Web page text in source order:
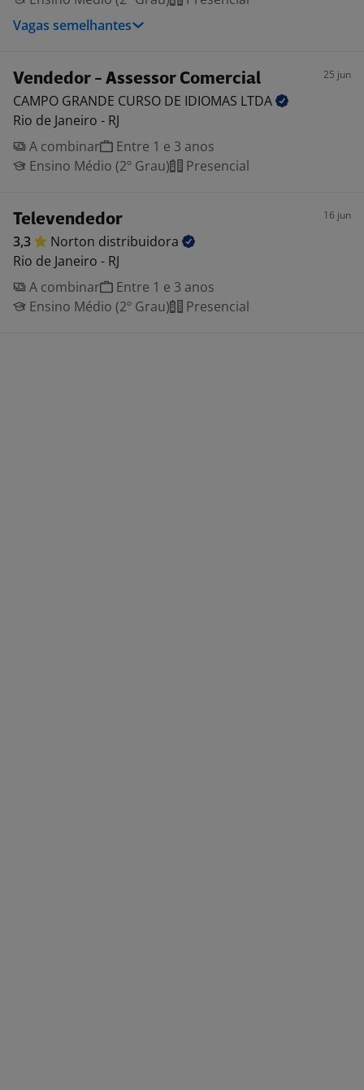
Vagas semelhantes
Vendedor - Assessor Comercial 25 jun
CAMPO GRANDE CURSO DE IDIOMAS LTDA
Rio de Janeiro - RJ
A combinar
Entre 1 e 3 anos
Ensino Médio (2º Grau)
Presencial
Televendedor 16 jun
3,3 Norton distribuidora
Rio de Janeiro - RJ
A combinar
Entre 1 e 3 anos
Ensino Médio (2º Grau)
Presencial